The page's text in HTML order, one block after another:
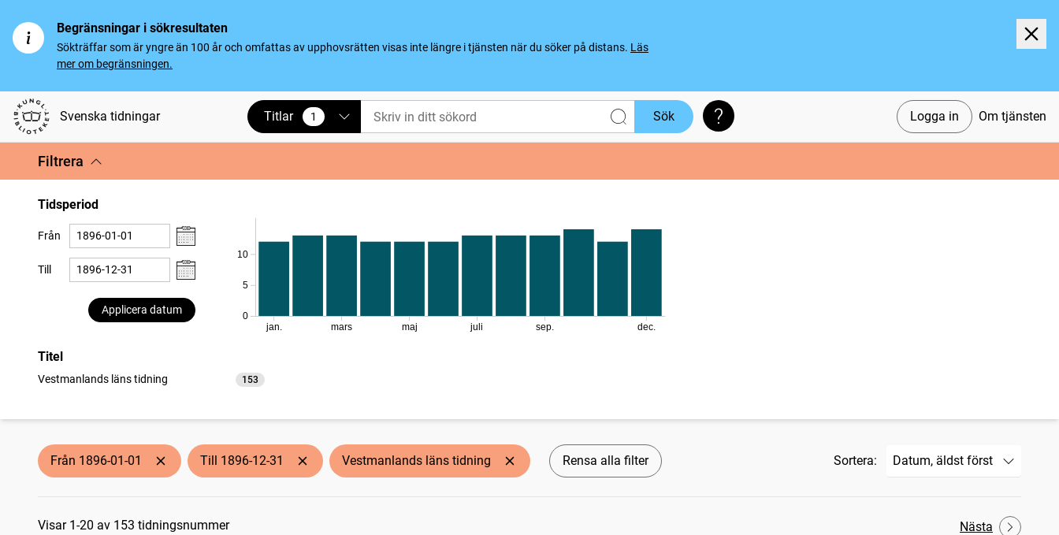
Begränsningar i sökresultaten
Sökträffar som är yngre än 100 år och omfattas av upphovsrätten visas inte längre i tjänsten när du söker på distans. Läs
mer om begränsningen.
Svenska tidningar Logga in Om tjänsten
Titlar 1
vald Sök Söktips
Filtrera
Tidsperiod
Från
Till
Applicera datum
0
5
10
jan. mars maj juli sep. dec.
Titel
Vestmanlands läns tidning 153
träffar
Från 1896-01-01 Till 1896-12-31 Vestmanlands läns tidning Rensa alla filter Sortera:
Sökresultat
Visar 1-20 av 153 tidningsnummer Nästa